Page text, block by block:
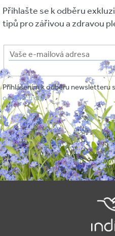
Přihlašte se k odběru
tipů pro zářivou a zdravou
Přihlášením k odběru newsletteru
osobních dat.